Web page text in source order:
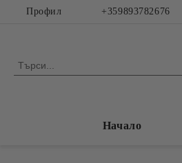
Профил +359893782676
Начало